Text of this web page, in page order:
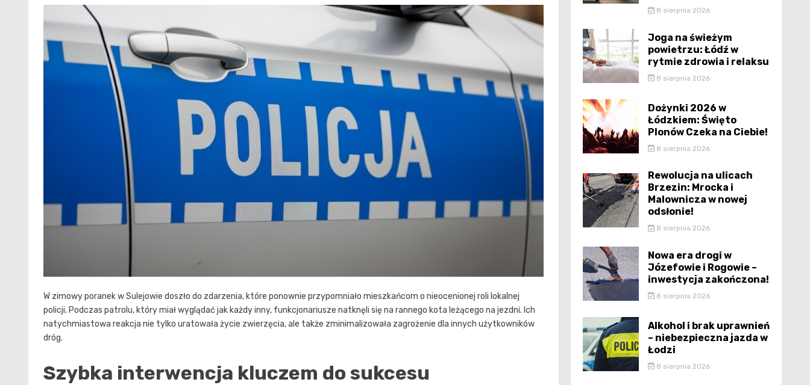
W zimowy poranek w Sulejowie doszło do zdarzenia, które ponownie przypomniało mieszkańcom o nieocenionej roli lokalnej
policji. Podczas patrolu, który miał wyglądać jak każdy inny, funkcjonariusze natknęli się na rannego kota leżącego na jezdni. Ich
natychmiastowa reakcja nie tylko uratowała życie zwierzęcia, ale także zminimalizowała zagrożenie dla innych użytkowników
dróg.
Szybka interwencja kluczem do sukcesu
8 sierpnia 2026
Joga na świeżym
powietrzu: Łódź w
rytmie zdrowia i relaksu
8 sierpnia 2026
Dożynki 2026 w
Łódzkiem: Święto
Plonów Czeka na Ciebie!
8 sierpnia 2026
Rewolucja na ulicach
Brzezin: Mrocka i
Malownicza w nowej
odsłonie!
8 sierpnia 2026
Nowa era drogi w
Józefowie i Rogowie –
inwestycja zakończona!
8 sierpnia 2026
Alkohol i brak uprawnień
– niebezpieczna jazda w
Łodzi
8 sierpnia 2026